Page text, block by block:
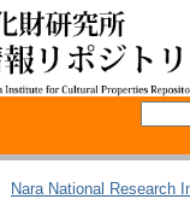
Nara National Research